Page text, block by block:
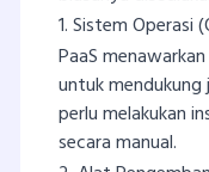
1. Sistem Operasi
PaaS
untuk mendukung
perlu melakukan
secara manual.